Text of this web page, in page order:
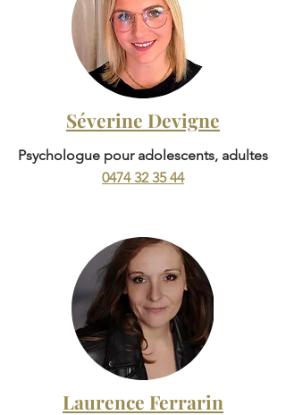
Séverine Devigne
Psychologue pour adolescents, adultes
0474 32 35 44
Laurence Ferrarin